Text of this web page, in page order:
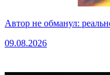
Автор не обманул:
09.08.2026